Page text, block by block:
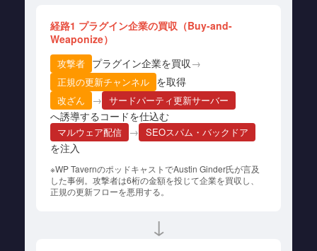
経路1 プラグイン企業の買収（Buy-and-
Weaponize）
攻撃者 プラグイン企業を買収→
正規の更新チャンネル を取得
改ざん → サードパーティ更新サーバー
へ誘導するコードを仕込む
マルウェア配信 → SEOスパム・バックドア
を注入
※WP TavernのポッドキャストでAustin Ginder氏が言及
した事例。攻撃者は6桁の金額を投じて企業を買収し、
正規の更新フローを悪用する。
↓